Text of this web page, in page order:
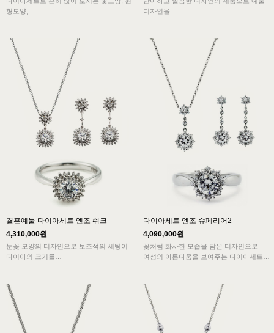
형모양,
보다 멋진 모습을 선사하는 다이아세트입
니다.
디자인을
디자인의 제품입니다
결혼예물 다이아세트 엔조 쉬크
4,310,000원
눈꽃 모양의 디자인으로 보조석의 세팅이
다이아의 크기를
만들어 주는 디자인으로 화사한 아름다움
을 빛냅니다
다이아세트 엔조 슈페리어2
4,090,000원
꽃처럼 화사한 모습을 담은 디자인으로
여성의 아름다움을 보여주는 다이아세트입